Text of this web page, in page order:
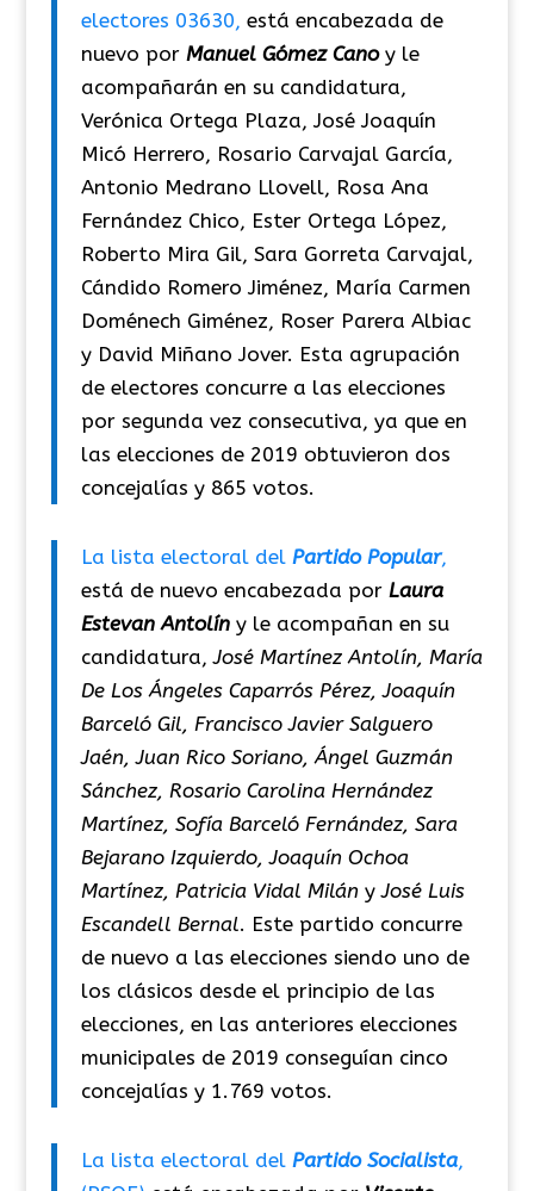
electores 03630, está encabezada de
nuevo por Manuel Gómez Canoy le
acompañarán en su candidatura,
Verónica Ortega Plaza, José Joaquín
Micó Herrero, Rosario Carvajal García,
Antonio Medrano Llovell, Rosa Ana
Fernández Chico, Ester Ortega López,
Roberto Mira Gil, Sara Gorreta Carvajal,
Cándido Romero Jiménez, María Carmen
Doménech Giménez, Roser Parera Albiac
y David Miñano Jover. Esta agrupación
de electores concurre a las elecciones
por segunda vez consecutiva, ya que en
las elecciones de 2019 obtuvieron dos
concejalías y 865 votos.
La lista electoral del Partido Popular,
está de nuevo encabezada por Laura
Estevan Antolíny le acompañan en su
candidatura,José Martínez Antolín, María
De Los Ángeles Caparrós Pérez, Joaquín
Barceló Gil, Francisco Javier Salguero
Jaén, Juan Rico Soriano, Ángel Guzmán
Sánchez, Rosario Carolina Hernández
Martínez, Sofía Barceló Fernández, Sara
Bejarano Izquierdo, Joaquín Ochoa
Martínez, Patricia Vidal Milán yJosé Luis
Escandell Bernal. Este partido concurre
de nuevo a las elecciones siendo uno de
los clásicos desde el principio de las
elecciones, en las anteriores elecciones
municipales de 2019 conseguían cinco
concejalías y 1.769 votos.
La lista electoral del Partido Socialista,